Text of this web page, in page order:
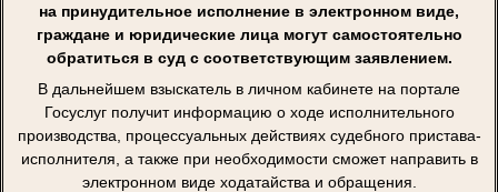
на принудительное исполнение в электронном виде,
граждане и юридические лица могут самостоятельно
обратиться в суд с соответствующим заявлением.
В дальнейшем взыскатель в личном кабинете на портале
Госуслуг получит информацию о ходе исполнительного
производства, процессуальных действиях судебного пристава-
исполнителя, а также при необходимости сможет направить в
электронном виде ходатайства и обращения.